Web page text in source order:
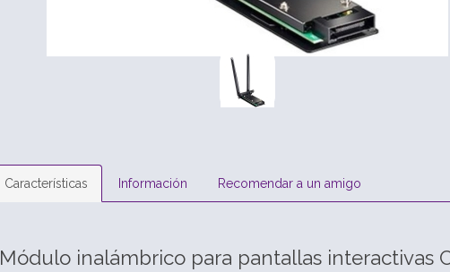
Características Información Recomendar a un amigo
Módulo inalámbrico para pantallas interactivas